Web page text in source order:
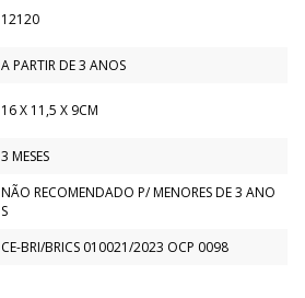
12120
A PARTIR DE 3 ANOS
16 X 11,5 X 9CM
3 MESES
NÃO RECOMENDADO P/ MENORES DE 3 ANO
S
CE-BRI/BRICS 010021/2023 OCP 0098